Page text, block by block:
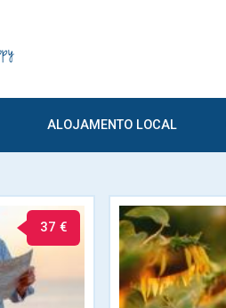
ALOJAMENTO LOCAL
37 €